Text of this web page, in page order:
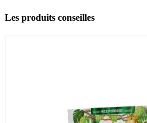
Les produits conseilles